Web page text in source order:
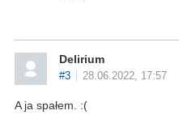
Delirium
#3 28.06.2022, 17:57
A ja spałem. :(